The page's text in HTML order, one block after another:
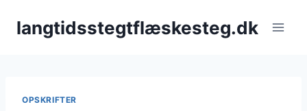
langtidsstegtflæskesteg.dk
OPSKRIFTER